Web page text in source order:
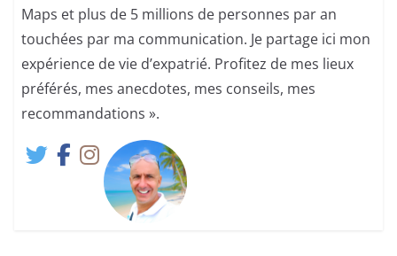
Maps et plus de 5 millions de personnes par an
touchées par ma communication. Je partage ici mon
expérience de vie d’expatrié. Profitez de mes lieux
préférés, mes anecdotes, mes conseils, mes
recommandations ».